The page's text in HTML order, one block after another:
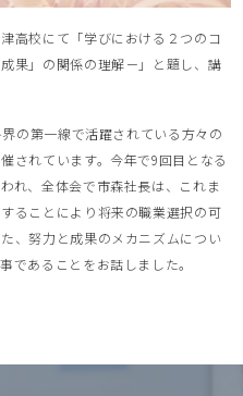
高校にて「学びにおける２つのコ
果」の関係の理解－」と題し、講
の第一線で活躍されている方々の
されています。今年で9回目となる
れ、全体会で市森社長は、これま
ることにより将来の職業選択の可
、努力と成果のメカニズムについ
であることをお話しました。